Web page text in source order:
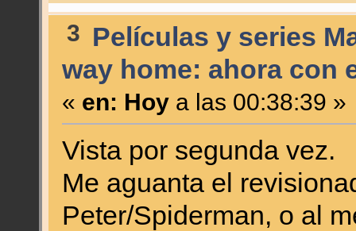
3 Películas y series
way home: ahora con
« en: Hoya las 00:38:39 »
Vista por segunda vez.
Me aguanta el
Peter/Spiderman, o al